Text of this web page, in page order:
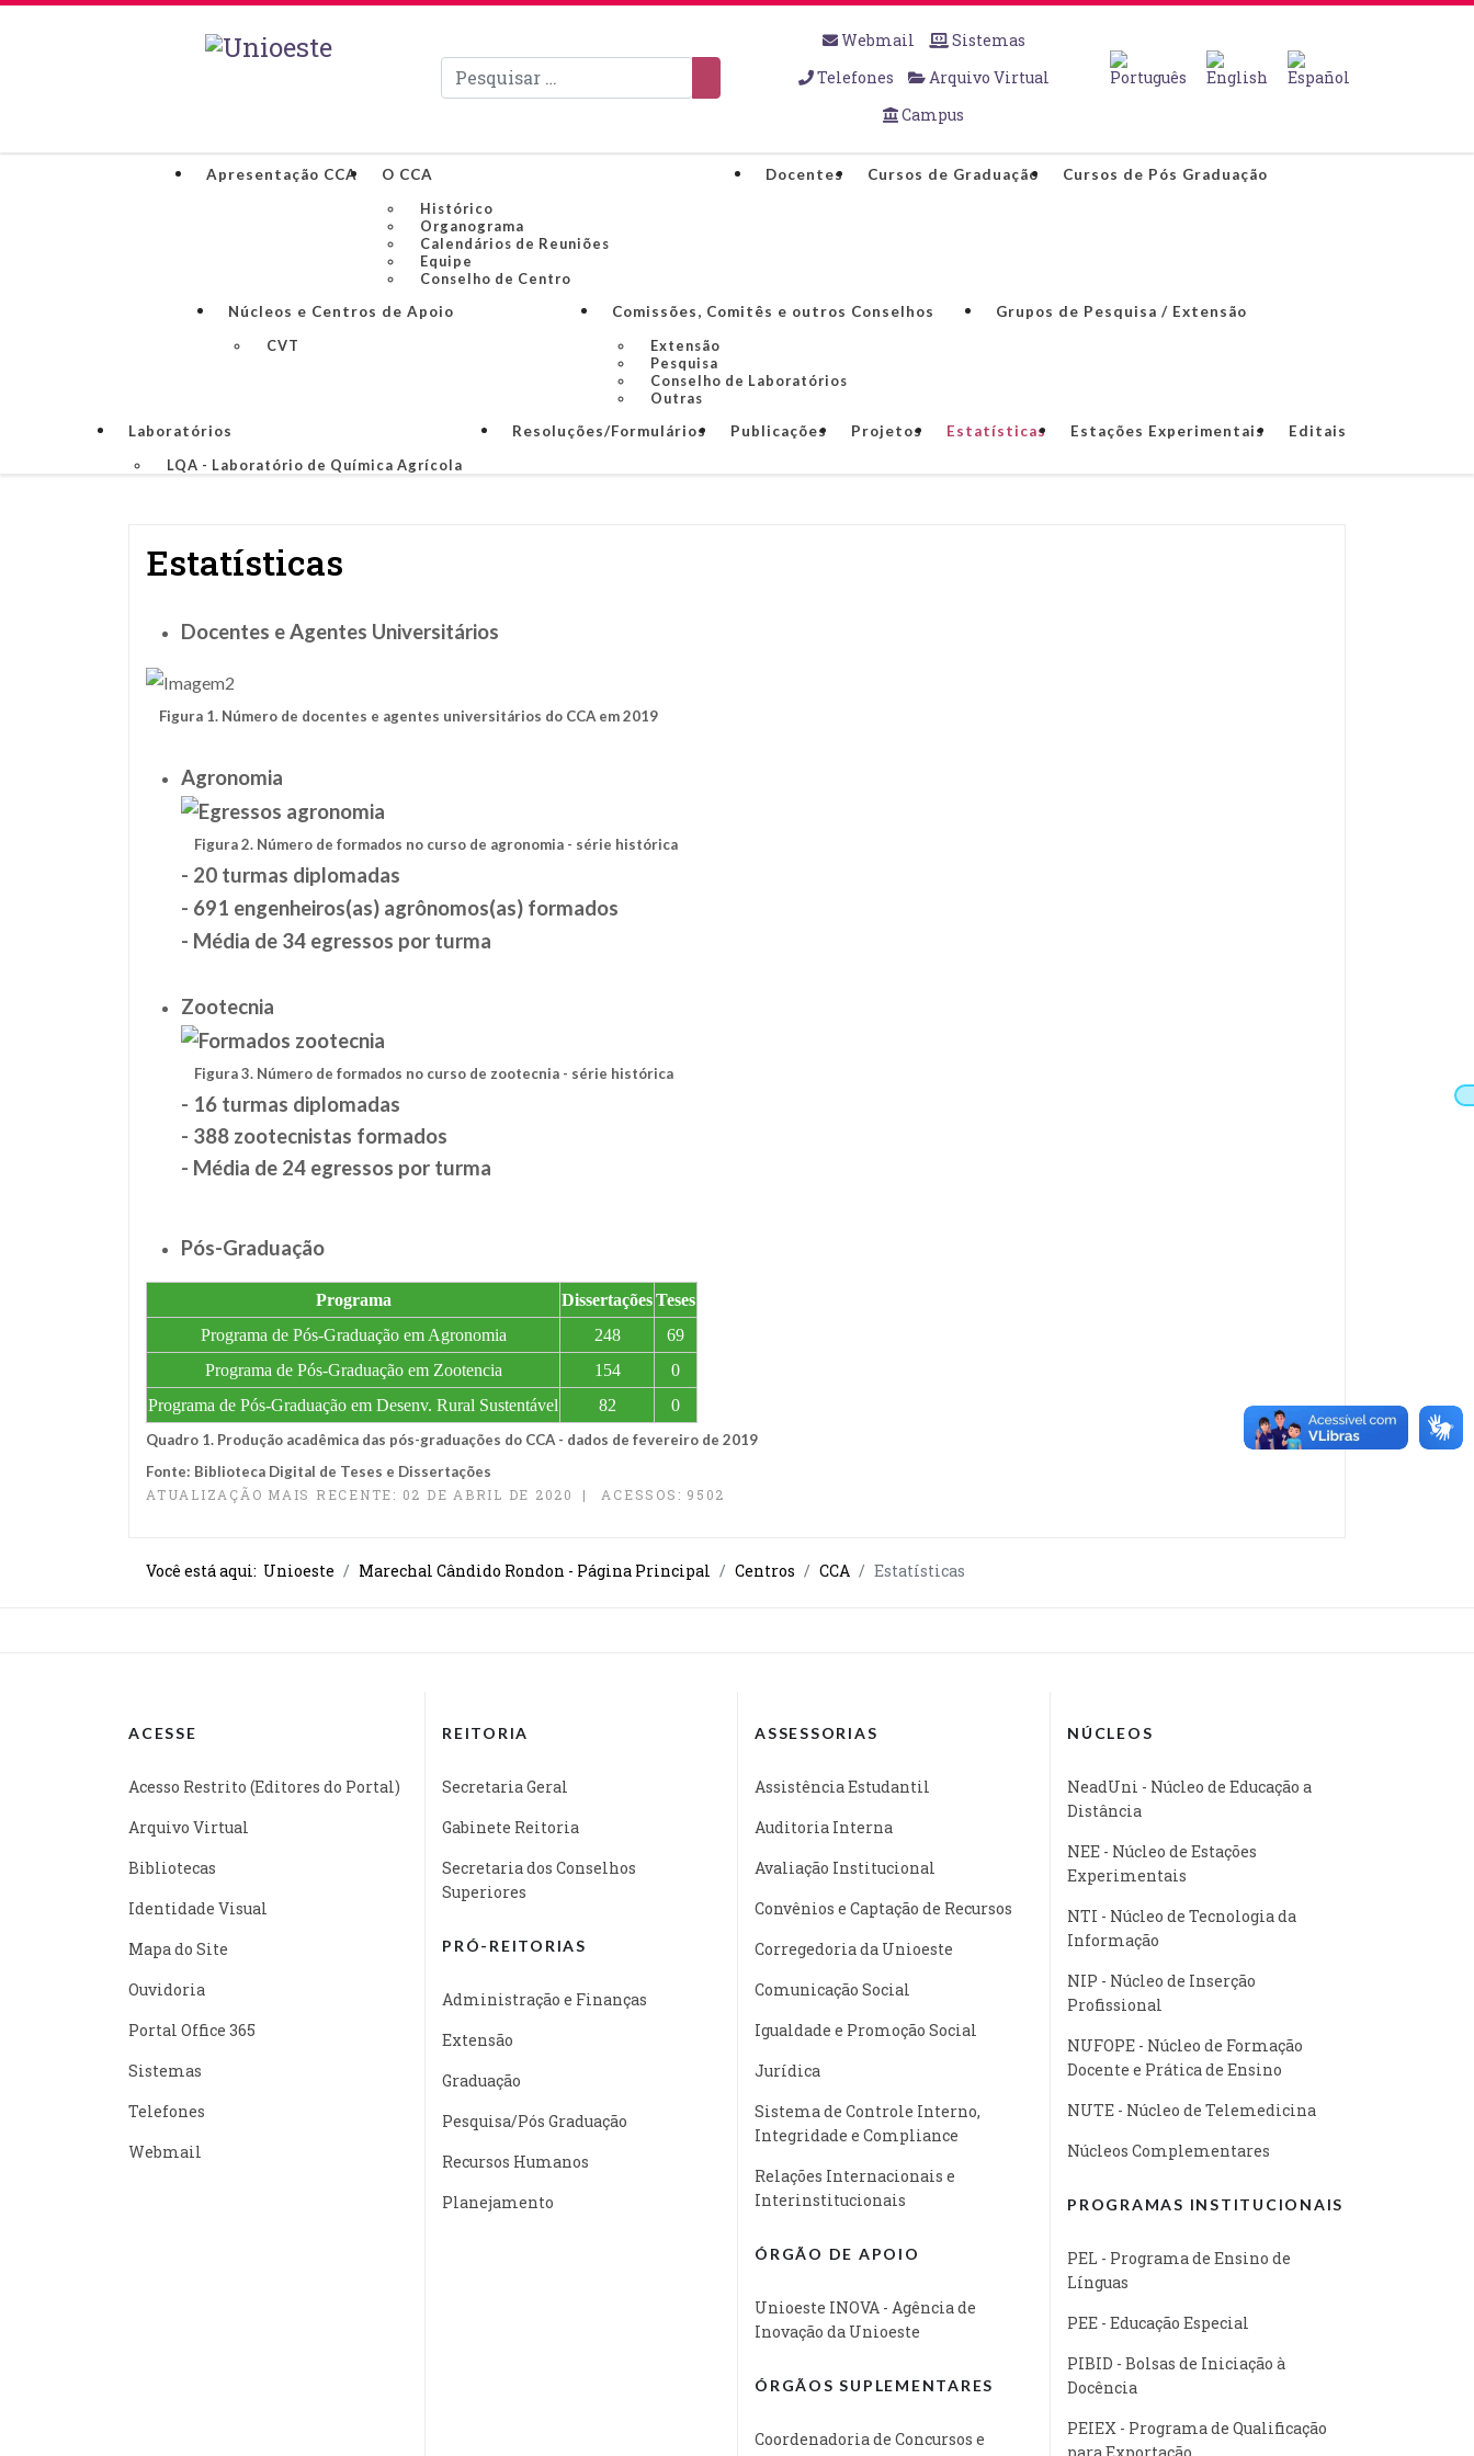
Pesquisar
Webmail
Sistemas
Telefones
Arquivo Virtual
Campus
Apresentação CCA
O CCA
Histórico
Organograma
Calendários de Reuniões
Equipe
Conselho de Centro
Docentes Cursos de Graduação Cursos de Pós Graduação
Núcleos e Centros de Apoio
CVT
Comissões, Comitês e outros Conselhos
Extensão
Pesquisa
Conselho de Laboratórios
Outras
Grupos de Pesquisa / Extensão
Laboratórios
LQA - Laboratório de Química Agrícola
Resoluções/Formulários Publicações Projetos Estatísticas Estações Experimentais Editais
Estatísticas
Docentes e Agentes Universitários
Figura 1. Número de docentes e agentes universitários do CCA em 2019
Agronomia
Figura 2. Número de formados no curso de agronomia - série histórica
- 20 turmas diplomadas
- 691 engenheiros(as) agrônomos(as) formados
- Média de 34 egressos por turma
Zootecnia
Figura 3. Número de formados no curso de zootecnia - série histórica
- 16 turmas diplomadas
- 388 zootecnistas formados
- Média de 24 egressos por turma
Pós-Graduação
Programa DissertaçõesTeses
Programa de Pós-Graduação em Agronomia
248
69
Programa de Pós-Graduação em Zootencia
154
0
Programa de Pós-Graduação em Desenv. Rural Sustentável
82 0
Quadro 1. Produção acadêmica das pós-graduações do CCA - dados de fevereiro de 2019
Fonte: Biblioteca Digital de Teses e Dissertações
ATUALIZAÇÃO MAIS RECENTE: 02 DE ABRIL DE 2020
ACESSOS: 9502
Você está aqui: Unioeste Marechal Cândido Rondon - Página Principal Centros CCA Estatísticas
ACESSE
Acesso Restrito (Editores do Portal)
Arquivo Virtual
Bibliotecas
Identidade Visual
Mapa do Site
Ouvidoria
Portal Office 365
Sistemas
Telefones
Webmail
REITORIA
Secretaria Geral
Gabinete Reitoria
Secretaria dos Conselhos
Superiores
PRÓ-REITORIAS
Administração e Finanças
Extensão
Graduação
Pesquisa/Pós Graduação
Recursos Humanos
Planejamento
ASSESSORIAS
Assistência Estudantil
Auditoria Interna
Avaliação Institucional
Convênios e Captação de Recursos
Corregedoria da Unioeste
Comunicação Social
Igualdade e Promoção Social
Jurídica
Sistema de Controle Interno,
Integridade e Compliance
Relações Internacionais e
Interinstitucionais
ÓRGÃO DE APOIO
Unioeste INOVA - Agência de
Inovação da Unioeste
ÓRGÃOS SUPLEMENTARES
Coordenadoria de Concursos e
NÚCLEOS
NeadUni - Núcleo de Educação a
Distância
NEE - Núcleo de Estações
Experimentais
NTI - Núcleo de Tecnologia da
Informação
NIP - Núcleo de Inserção
Profissional
NUFOPE - Núcleo de Formação
Docente e Prática de Ensino
NUTE - Núcleo de Telemedicina
Núcleos Complementares
PROGRAMAS INSTITUCIONAIS
PEL - Programa de Ensino de
Línguas
PEE - Educação Especial
PIBID - Bolsas de Iniciação à
Docência
PEIEX - Programa de Qualificação